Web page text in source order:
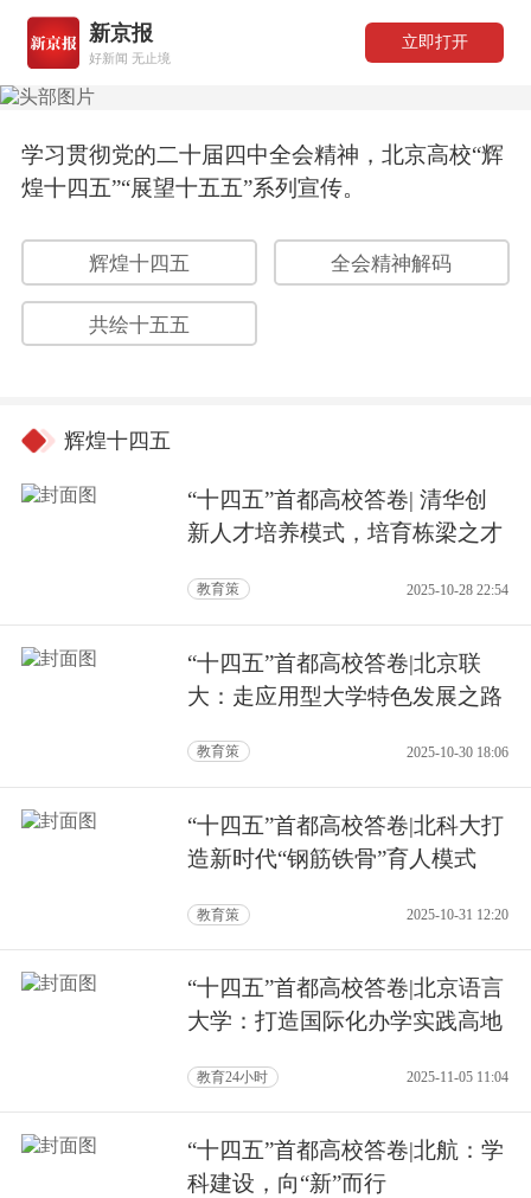
新京报
好新闻 无止境
立即打开
学习贯彻党的二十届四中全会精神，北京高校“辉
煌十四五”“展望十五五”系列宣传。
辉煌十四五 全会精神解码
共绘十五五
辉煌十四五
“十四五”首都高校答卷| 清华创
新人才培养模式，培育栋梁之才
教育策 2025-10-28 22:54
“十四五”首都高校答卷|北京联
大：走应用型大学特色发展之路
教育策 2025-10-30 18:06
“十四五”首都高校答卷|北科大打
造新时代“钢筋铁骨”育人模式
教育策 2025-10-31 12:20
“十四五”首都高校答卷|北京语言
大学：打造国际化办学实践高地
教育24小时 2025-11-05 11:04
“十四五”首都高校答卷|北航：学
科建设，向“新”而行